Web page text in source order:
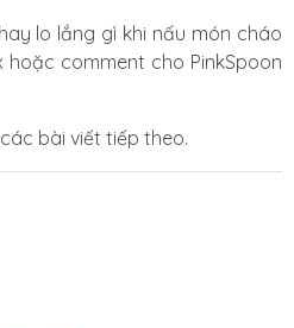
lo lắng gì khi nấu món cháo
comment cho PinkSpoon
bài viết tiếp theo.